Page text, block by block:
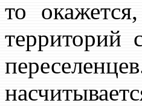
то
территорий